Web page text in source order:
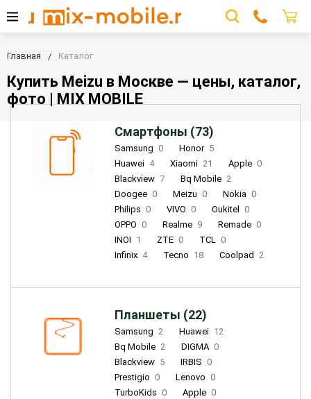
Главная Каталог
Купить Meizu в Москве — цены, каталог,
фото | MIX MOBILE
Смартфоны (73)
Samsung 0 Honor 5
Huawei 4 Xiaomi 21 Apple 0
Blackview 7 Bq Mobile 2
Doogee 0 Meizu 0 Nokia 0
Philips 0 VIVO 0 Oukitel
0
OPPO 0 Realme 9 Remade 0
INOI 1 ZTE 0 TCL 0
Infinix 4 Tecno 18 Coolpad 2
Планшеты (22)
Samsung 2 Huawei 12
Bq Mobile 2 DIGMA 0
Blackview 5 IRBIS 0
Prestigio 0 Lenovo 0
TurboKids 0 Apple 0